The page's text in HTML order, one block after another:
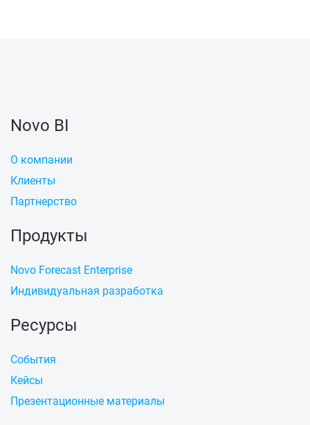
Novo BI
О компании
Клиенты
Партнерство
Продукты
Novo Forecast Enterprise
Индивидуальная разработка
Ресурсы
События
Кейсы
Презентационные материалы